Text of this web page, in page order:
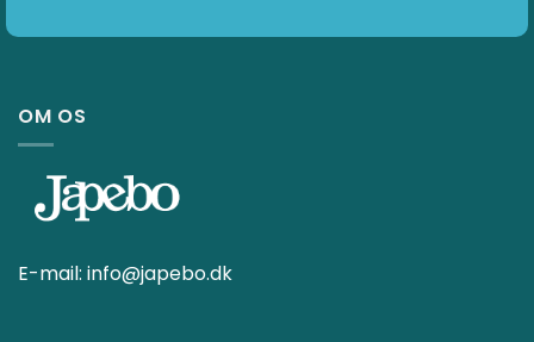
OM OS
E-mail: info@japebo.dk